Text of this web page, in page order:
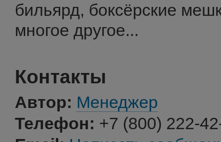
бильярд, боксёрские
многое другое...
Контакты
Автор: Менеджер
Телефон: +7 (800) 222-